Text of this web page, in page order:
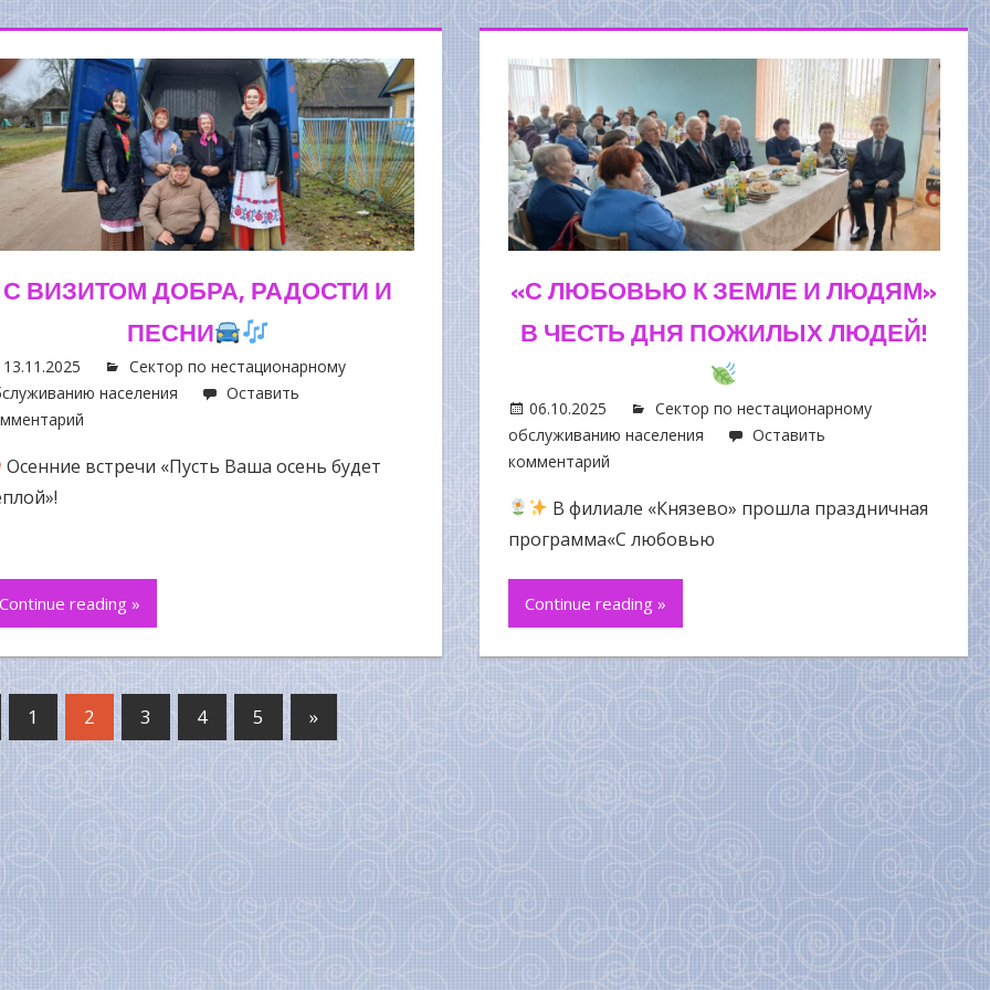
С ВИЗИТОМ ДОБРА, РАДОСТИ И
ПЕСНИ
13.11.2025
Сектор по нестационарному
населения
Оставить
Осенние встречи «Пусть Ваша осень будет
reading »
«С ЛЮБОВЬЮ К ЗЕМЛЕ И ЛЮДЯМ»
В ЧЕСТЬ ДНЯ ПОЖИЛЫХ ЛЮДЕЙ!
06.10.2025
Сектор по нестационарному
обслуживанию населения
Оставить
комментарий
В филиале «Князево» прошла праздничная
программа«С любовью
Continue reading »
1 2 3 4 5 »